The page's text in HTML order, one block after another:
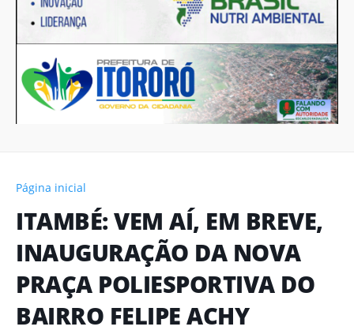
Página inicial
ITAMBÉ: VEM AÍ, EM BREVE,
INAUGURAÇÃO DA NOVA
PRAÇA POLIESPORTIVA DO
BAIRRO FELIPE ACHY